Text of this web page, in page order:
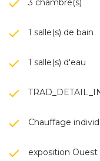
1 salle(s) de bain
1 salle(s) d'eau
Chauffage
exposition Ouest